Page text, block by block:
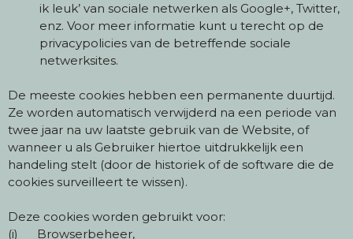
ik leuk’ van sociale netwerken als Google+, Twitter,
enz. Voor meer informatie kunt u terecht op de
privacypolicies van de betreffende sociale
netwerksites.
De meeste cookies hebben een permanente duurtijd.
Ze worden automatisch verwijderd na een periode van
twee jaar na uw laatste gebruik van de Website, of
wanneer u als Gebruiker hiertoe uitdrukkelijk een
handeling stelt (door de historiek of de software die de
cookies surveilleert te wissen).
Deze cookies worden gebruikt voor:
(i) Browserbeheer,